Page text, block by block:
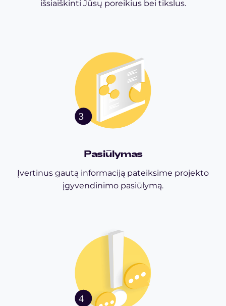
išsiaiškinti Jūsų poreikius bei tikslus.
Pasiūlymas
Įvertinus gautą informaciją pateiksime projekto
įgyvendinimo pasiūlymą.